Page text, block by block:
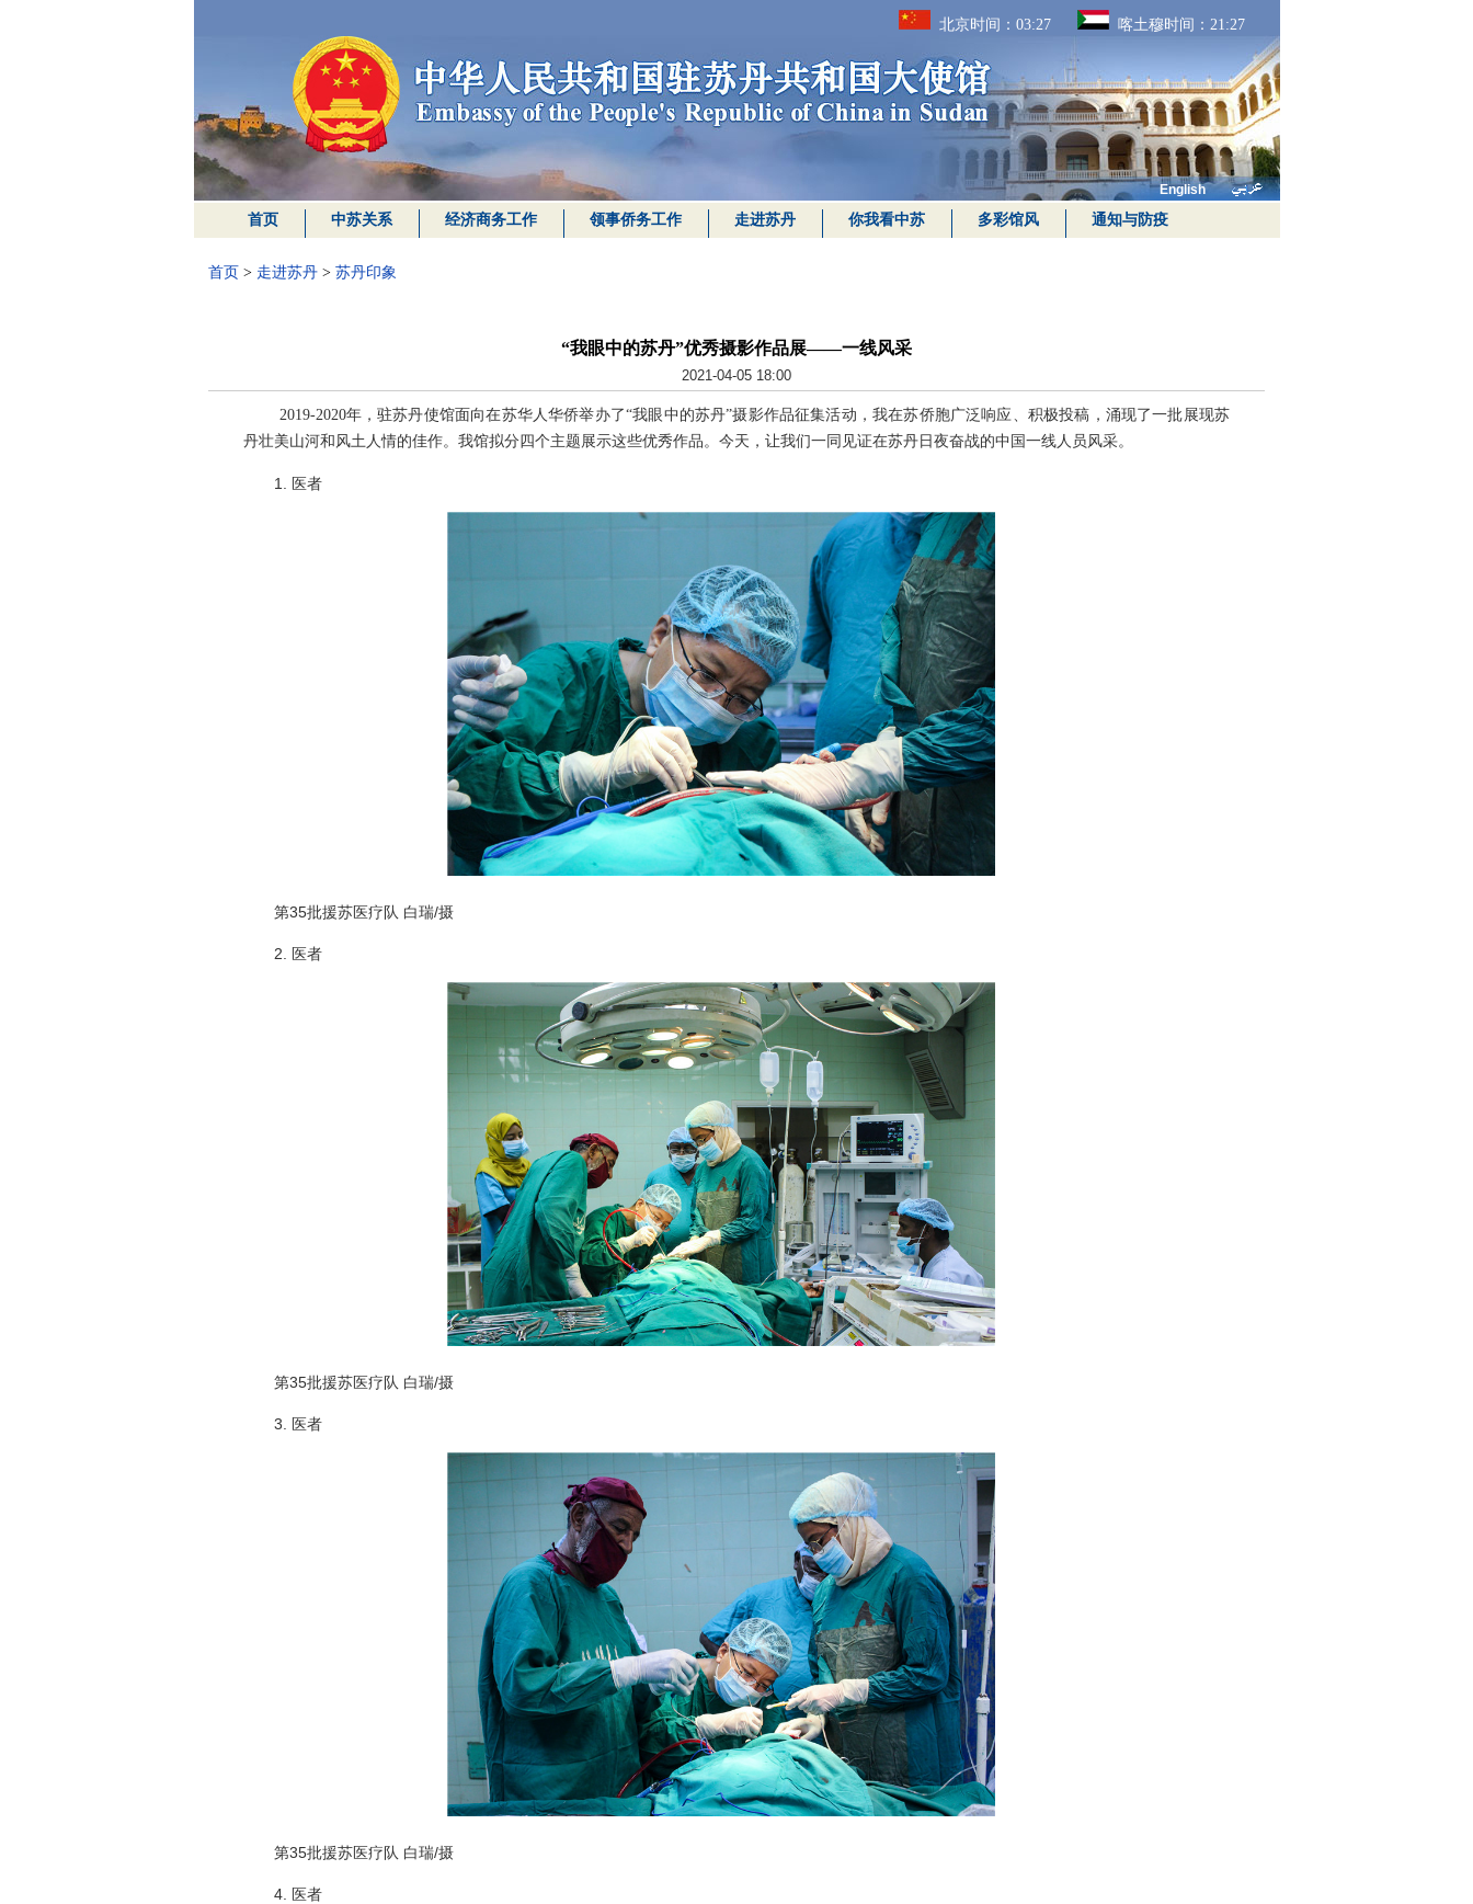
北京时间： 03:27 喀土穆时间： 21:27
English
首页 中苏关系 经济商务工作 领事侨务工作 走进苏丹 你我看中苏 多彩馆风 通知与防疫
首页 > 走进苏丹 > 苏丹印象
“我眼中的苏丹”优秀摄影作品展——一线风采
2021-04-05 18:00
2019-2020年，驻苏丹使馆面向在苏华人华侨举办了“我眼中的苏丹”摄影作品征集活动，我在苏侨胞广泛响应、积极投稿，涌现了一批展现苏
丹壮美山河和风土人情的佳作。我馆拟分四个主题展示这些优秀作品。今天，让我们一同见证在苏丹日夜奋战的中国一线人员风采。
1. 医者
第35批援苏医疗队 白瑞/摄
2. 医者
第35批援苏医疗队 白瑞/摄
3. 医者
第35批援苏医疗队 白瑞/摄
4. 医者